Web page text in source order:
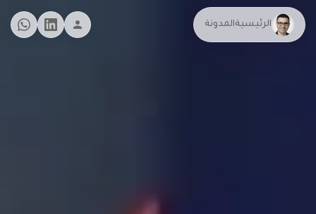
الرئيسيةالمدونة